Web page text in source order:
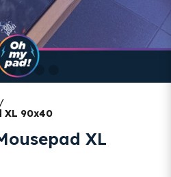
/
XL 90x40
XL